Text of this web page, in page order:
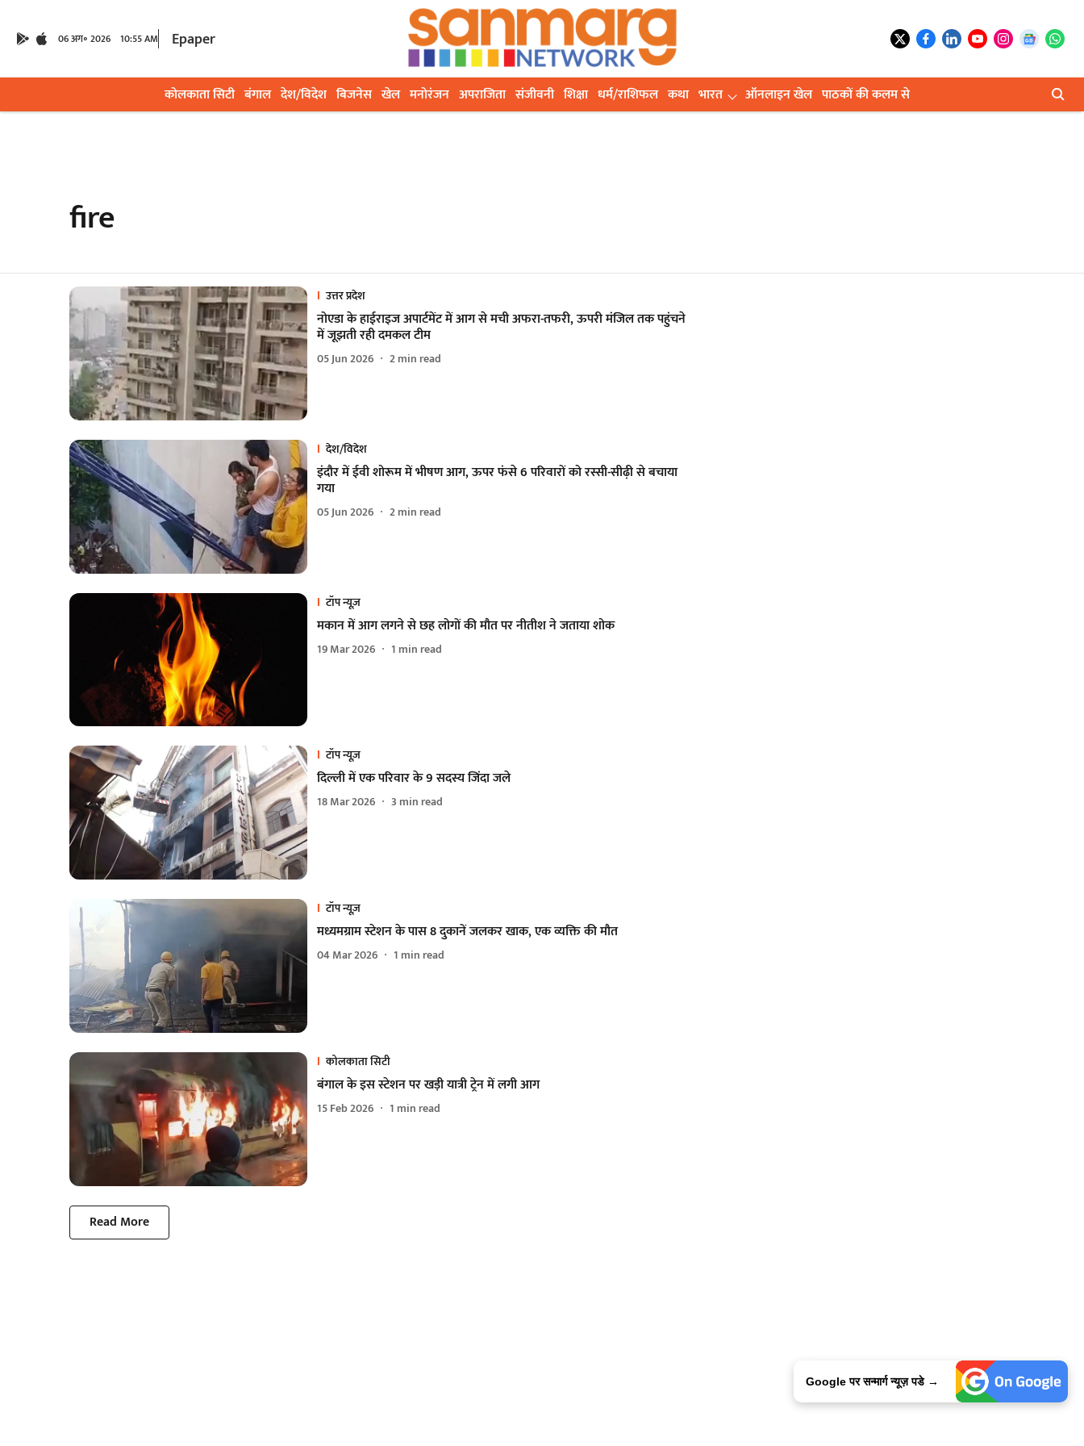
06 अग॰ 2026 10:55 AM Epaper
कोलकाता सिटी बंगाल देश/विदेश बिजनेस खेल मनोरंजन अपराजिता संजीवनी शिक्षा धर्म/राशिफल कथा भारत ऑनलाइन खेल पाठकों की कलम से
fire
उत्तर प्रदेश
नोएडा के हाईराइज अपार्टमेंट में आग से मची अफरा-तफरी, ऊपरी मंजिल तक पहुंचने
में जूझती रही दमकल टीम
05 Jun 2026 2min read
देश/विदेश
इंदौर में ईवी शोरूम में भीषण आग, ऊपर फंसे 6 परिवारों को रस्सी-सीढ़ी से बचाया
गया
05 Jun 2026 2min read
टॉप न्यूज़
मकान में आग लगने से छह लोगों की मौत पर नीतीश ने जताया शोक
19 Mar 2026 1 min read
टॉप न्यूज़
दिल्ली में एक परिवार के 9 सदस्य जिंदा जले
18 Mar 2026 3 min read
टॉप न्यूज़
मध्यमग्राम स्टेशन के पास 8 दुकानें जलकर खाक, एक व्यक्ति की मौत
04 Mar 2026 1 min read
कोलकाता सिटी
बंगाल के इस स्टेशन पर खड़ी यात्री ट्रेन में लगी आग
15 Feb 2026 1 min read
Read More
Google पर सन्मार्ग न्यूज़ पडे →